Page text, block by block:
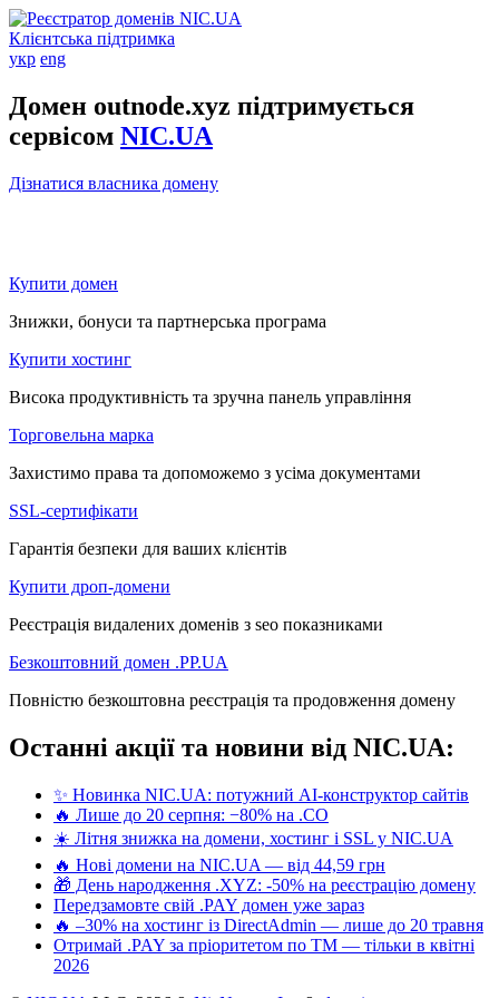
Клієнтська підтримка
укр eng
Домен outnode.xyz підтримується
сервісом NIC.UA
Дізнатися власника домену
Купити домен
Знижки, бонуси та партнерська програма
Купити хостинг
Висока продуктивність та зручна панель управління
Торговельна марка
Захистимо права та допоможемо з усіма документами
SSL-сертифікати
Гарантія безпеки для ваших клієнтів
Купити дроп-домени
Реєстрація видалених доменів з seo показниками
Безкоштовний домен .PP.UA
Повністю безкоштовна реєстрація та продовження домену
Останні акції та новини від NIC.UA:
✨ Новинка NIC.UA: потужний AI-конструктор сайтів
🔥 Лише до 20 серпня: −80% на .CO
☀️ Літня знижка на домени, хостинг і SSL у NIC.UA
🔥 Нові домени на NIC.UA — від 44,59 грн
🎁 День народження .XYZ: -50% на реєстрацію домену
Передзамовте свій .PAY домен уже зараз
🔥 –30% на хостинг із DirectAdmin — лише до 20 травня
Отримай .PAY за пріоритетом по ТМ — тільки в квітні
2026